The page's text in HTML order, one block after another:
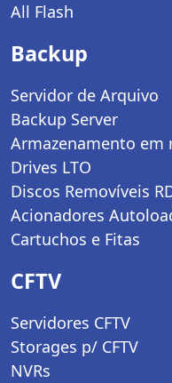
All Flash
Backup
Servidor de Arquivo
Backup Server
Armazenamento em
Drives LTO
Discos Removíveis
Acionadores
Cartuchos e Fitas
CFTV
Servidores CFTV
Storages p/ CFTV
NVRs